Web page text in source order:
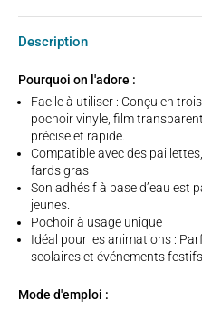
Description
Pourquoi on l'adore :
Facile à utiliser : Conçu en
pochoir vinyle, film
précise et rapide.
Compatible avec des
fards gras
Son adhésif à base d’eau est
jeunes.
Pochoir à usage unique
Idéal pour les animations :
scolaires et événements festifs.
Mode d'emploi :